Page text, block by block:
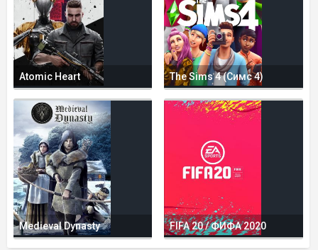
Atomic Heart The Sims 4 (Симс 4)
Medieval Dynasty FIFA 20 / ФИФА 2020